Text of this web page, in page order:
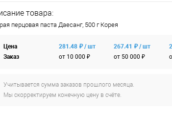
товара:
перцовая паста Даесанг, 500 г Корея
Цена
Заказ
281.48 ₽ / шт
от 10 000 ₽
267.41 ₽ / шт
от 50 000 ₽
Учитывается сумма заказов прошлого месяца.
Мы скорректируем конечную цену в счёте.